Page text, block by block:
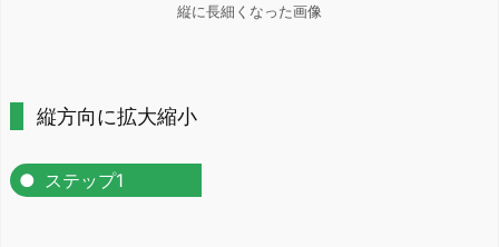
縦に長細くなった画像
縦方向に拡大縮小
ステップ1